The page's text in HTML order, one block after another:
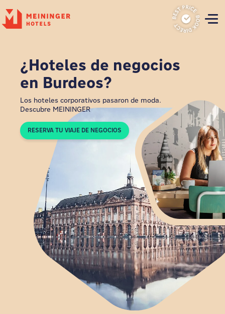
P
¿Hoteles de negocios
en Burdeos?
Los hoteles corporativos pasaron de moda.
Descubre MEININGER
RESERVA TU VIAJE DE NEGOCIOS